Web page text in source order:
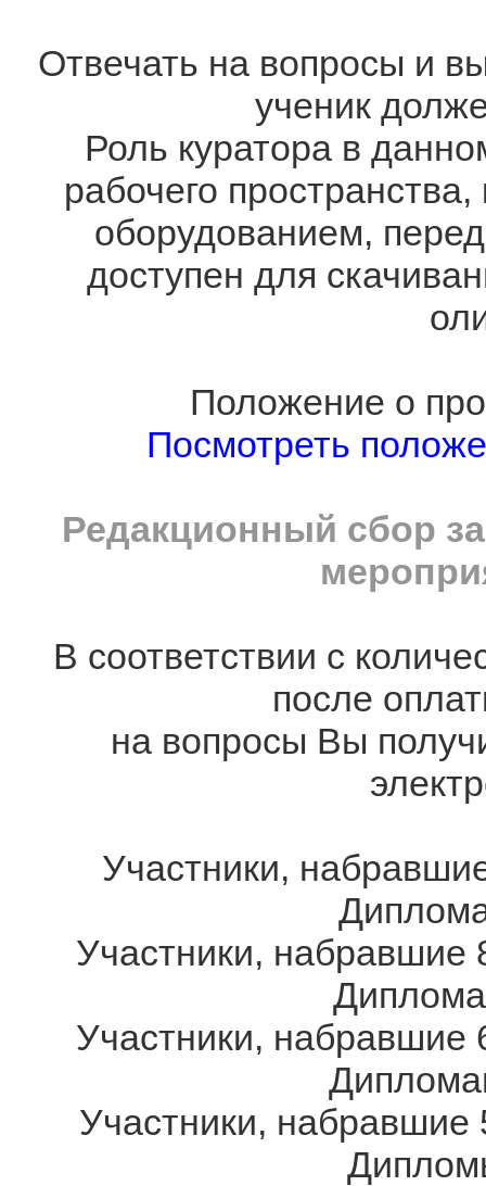
Отвечать на вопросы и
ученик
Роль куратора в
рабочего
оборудованием,
доступен для
Положение о
Посмотреть
Редакционный сбор
В соответствии с
после
на вопросы Вы
Участники,
Участники, набравшие
Участники, набравшие
Участники,